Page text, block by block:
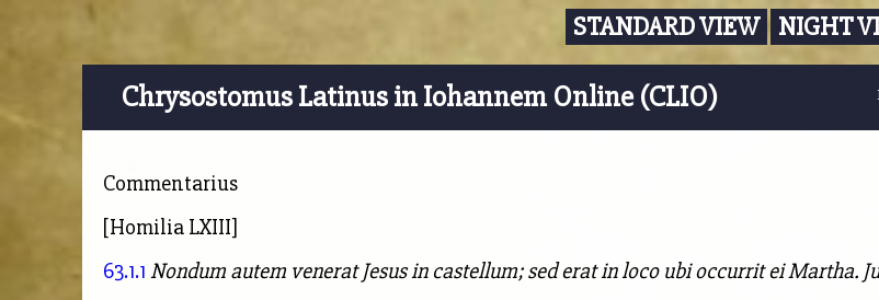
STANDARD VIEW NIGHT
Chrysostomus Latinus in Iohannem Online (CLIO)
Commentarius
[Homilia LXIII]
63.1.1 Nondum autem venerat Jesus in castellum; sed erat in loco ubi occurrit ei Martha.